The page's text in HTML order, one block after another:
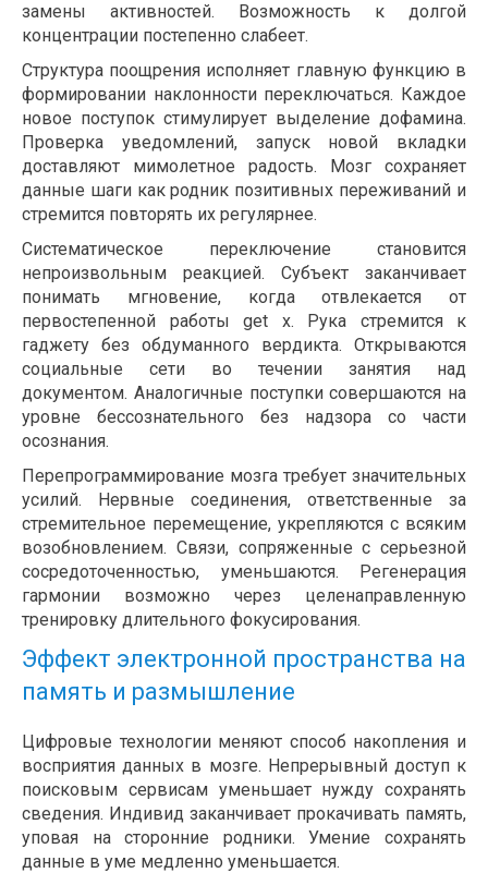
замены активностей. Возможность к долгой
концентрации постепенно слабеет.
Структура поощрения исполняет главную функцию в
формировании наклонности переключаться. Каждое
новое поступок стимулирует выделение дофамина.
Проверка уведомлений, запуск новой вкладки
доставляют мимолетное радость. Мозг сохраняет
данные шаги как родник позитивных переживаний и
стремится повторять их регулярнее.
Систематическое переключение становится
непроизвольным реакцией. Субъект заканчивает
понимать мгновение, когда отвлекается от
первостепенной работы get x. Рука стремится к
гаджету без обдуманного вердикта. Открываются
социальные сети во течении занятия над
документом. Аналогичные поступки совершаются на
уровне бессознательного без надзора со части
осознания.
Перепрограммирование мозга требует значительных
усилий. Нервные соединения, ответственные за
стремительное перемещение, укрепляются с всяким
возобновлением. Связи, сопряженные с серьезной
сосредоточенностью, уменьшаются. Регенерация
гармонии возможно через целенаправленную
тренировку длительного фокусирования.
Эффект электронной пространства на
память и размышление
Цифровые технологии меняют способ накопления и
восприятия данных в мозге. Непрерывный доступ к
поисковым сервисам уменьшает нужду сохранять
сведения. Индивид заканчивает прокачивать память,
уповая на сторонние родники. Умение сохранять
данные в уме медленно уменьшается.